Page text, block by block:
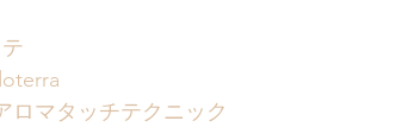
ロマタッチテクニック